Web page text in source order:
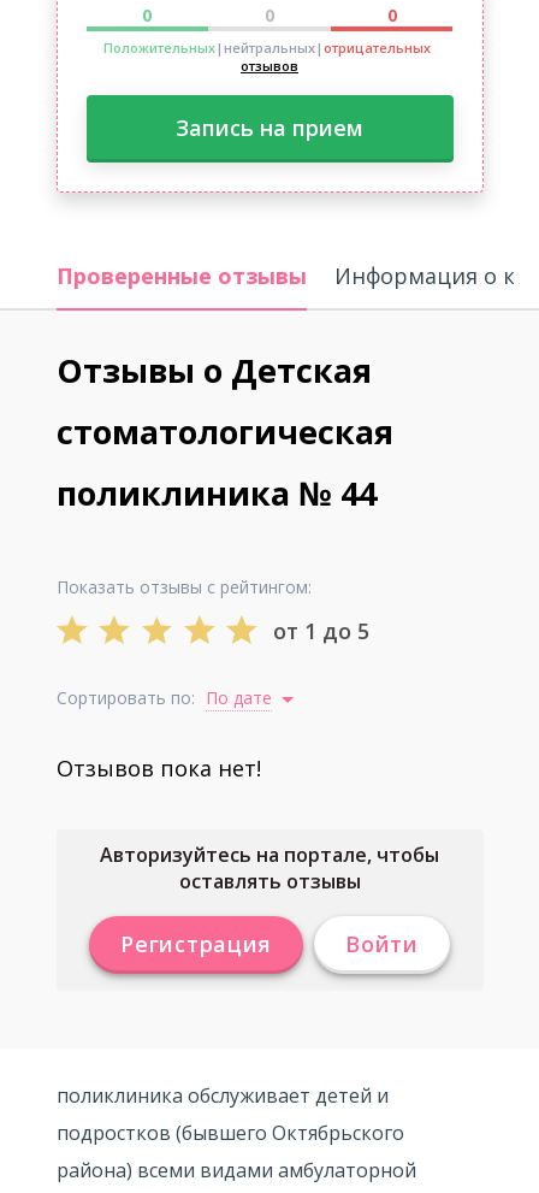
0 0 0
Положительных|нейтральных| отрицательных
отзывов
Запись на прием
Проверенные отзывы Информация о
Отзывы о Детская
стоматологическая
поликлиника № 44
Показать отзывы с рейтингом:
от 1 до 5
Сортировать по: По дате
Отзывов пока нет!
Авторизуйтесь на портале, чтобы
оставлять отзывы
Регистрация Войти
поликлиника обслуживает детей и
подростков (бывшего Октябрьского
района) всеми видами амбулаторной